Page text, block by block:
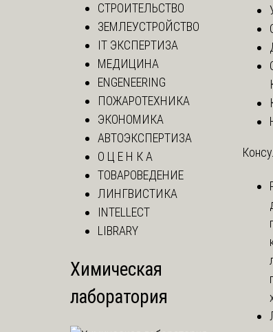
СТРОИТЕЛЬСТВО
ЗЕМЛЕУСТРОЙСТВО
IT ЭКСПЕРТИЗА
МЕДИЦИНА
ENGENEERING
ПОЖАРОТЕХНИКА
ЭКОНОМИКА
АВТОЭКСПЕРТИЗА
О Ц Е Н К А
ТОВАРОВЕДЕНИЕ
ЛИНГВИСТИКА
INTELLECT
LIBRARY
Химическая
лаборатория